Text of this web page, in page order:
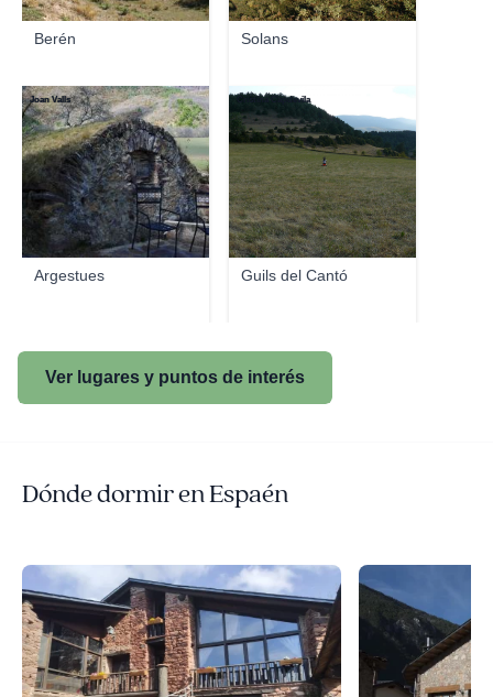
Berén Solans
Argestues
Joan Valls
Guils del Cantó
Cristina Capdevila
Ver lugares y puntos de interés
Dónde dormir en Espaén